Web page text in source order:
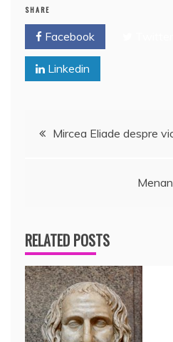
SHARE
Facebook
Linkedin
Navigare
Mircea Eliade despre
RELATED POSTS